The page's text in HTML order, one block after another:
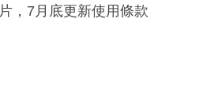
片，7月底更新使用條款